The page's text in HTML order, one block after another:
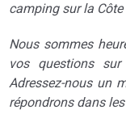
camping sur la
Nous sommes
vos questions
Adressez-nous un
répondrons dans